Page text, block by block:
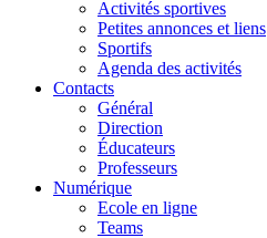
Activités sportives
Petites annonces et liens
Sportifs
Agenda des activités
Contacts
Général
Direction
Éducateurs
Professeurs
Numérique
Ecole en ligne
Teams